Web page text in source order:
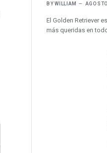
BY WILLIAM
El Golden Retriever
más queridas en todo